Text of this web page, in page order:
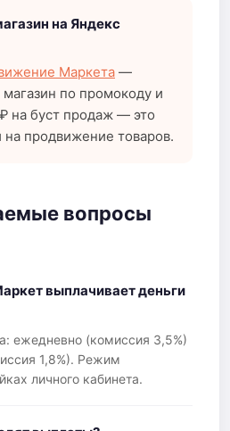
на Яндекс
Маркета —
магазин по промокоду и
на буст продаж — это
на продвижение товаров.
вопросы
выплачивает деньги
ежедневно (комиссия 3,5%)
1,8%). Режим
личного кабинета.